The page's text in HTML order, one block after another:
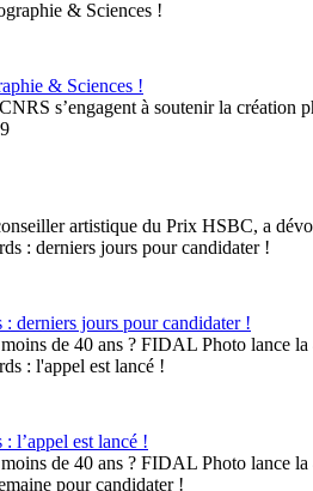
& Sciences !
s’engagent à soutenir la création
artistique du Prix HSBC, a
derniers jours pour candidater !
de 40 ans ? FIDAL Photo lance
l’appel est lancé !
de 40 ans ? FIDAL Photo lance